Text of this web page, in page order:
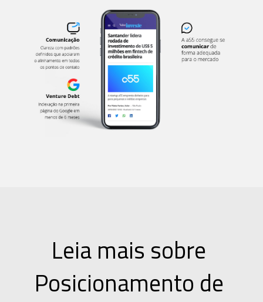
Leia mais sobre
Posicionamento de